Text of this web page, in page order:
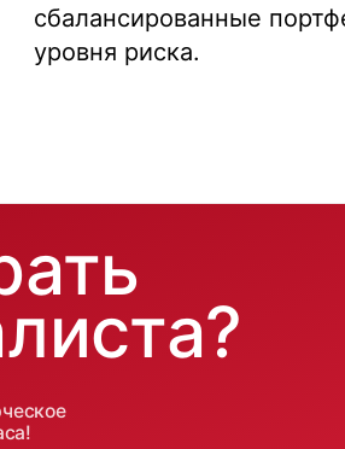
сбалансированные
уровня риска.
в